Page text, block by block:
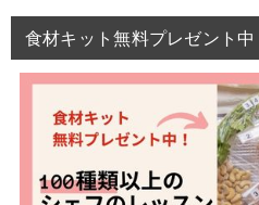
食材キット無料プレゼント中